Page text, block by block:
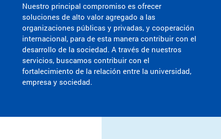
Nuestro principal compromiso es ofrecer
soluciones de alto valor agregado a las
organizaciones públicas y privadas, y cooperación
internacional, para de esta manera contribuir con el
desarrollo de la sociedad. A través de nuestros
servicios, buscamos contribuir con el
fortalecimiento de la relación entre la universidad,
empresa y sociedad.